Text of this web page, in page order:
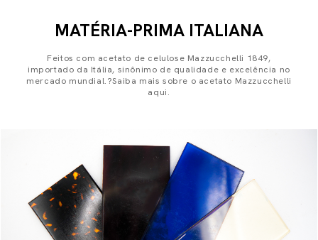
MATÉRIA-PRIMA ITALIANA
Feitos com acetato de celulose Mazzucchelli 1849,
importado da Itália, sinônimo de qualidade e excelência no
mercado mundial.?Saiba mais sobre o acetato Mazzucchelli
aqui.